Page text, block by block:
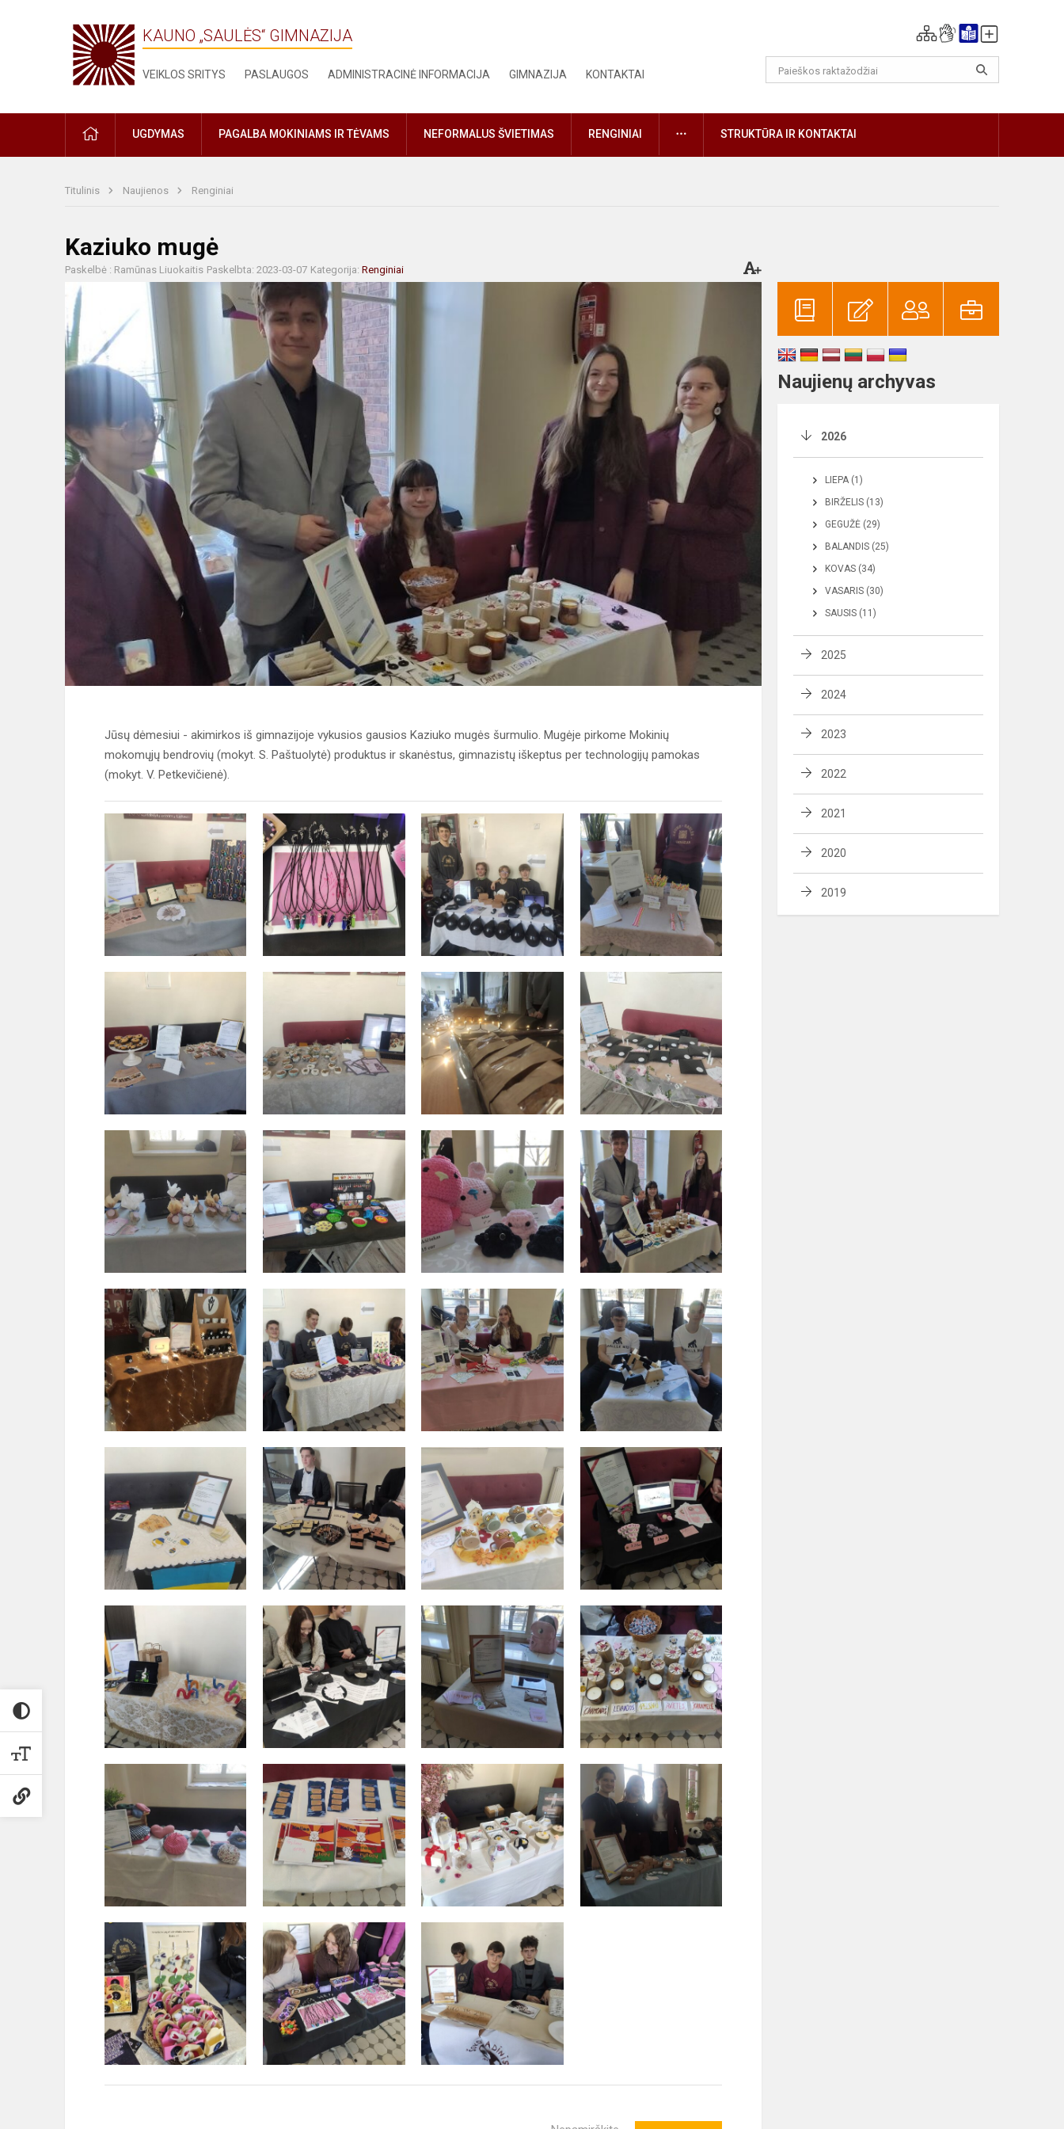
KAUNO „SAULĖS“ GIMNAZIJA
VEIKLOS SRITYS PASLAUGOS ADMINISTRACINĖ INFORMACIJA GIMNAZIJA KONTAKTAI
PRADŽIAUGDYMAS PAGALBA MOKINIAMS IR TĖVAMS NEFORMALUS ŠVIETIMAS RENGINIAI DAUGIAUSTRUKTŪRA IR KONTAKTAI
Titulinis Naujienos Renginiai
Kaziuko mugė
Paskelbė : Ramūnas Liuokaitis Paskelbta: 2023-03-07 Kategorija: Renginiai
Jūsų dėmesiui - akimirkos iš gimnazijoje vykusios gausios Kaziuko mugės šurmulio. Mugėje pirkome Mokinių
mokomųjų bendrovių (mokyt. S. Paštuolytė) produktus ir skanėstus, gimnazistų iškeptus per technologijų pamokas
(mokyt. V. Petkevičienė).
Naujienų archyvas
2026
LIEPA (1)
BIRŽELIS (13)
GEGUŽĖ (29)
BALANDIS (25)
KOVAS (34)
VASARIS (30)
SAUSIS (11)
2025
2024
2023
2022
2021
2020
2019